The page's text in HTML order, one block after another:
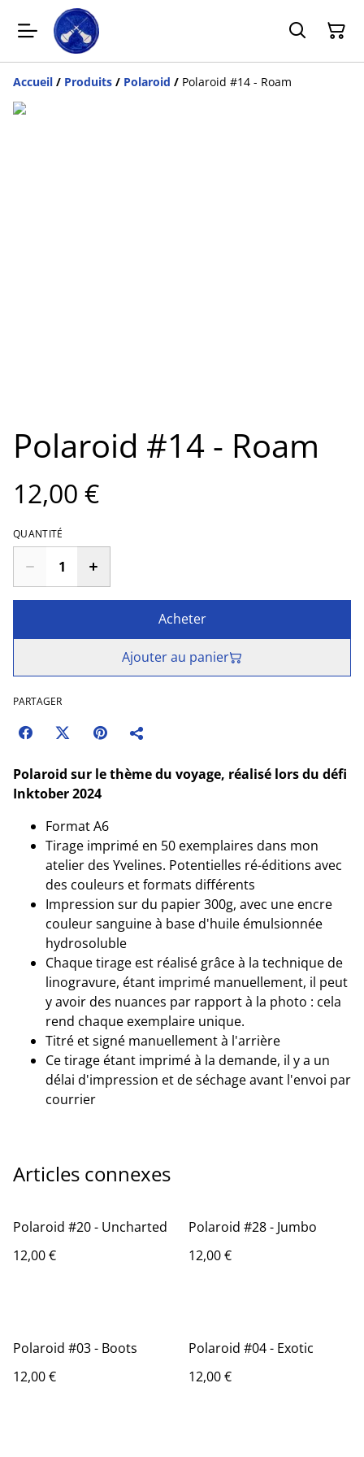
Accueil / Produits / Polaroid / Polaroid #14 - Roam
Polaroid #14 - Roam
12,00 €
QUANTITÉ
Acheter
Ajouter au panier
PARTAGER
Polaroid sur le thème du voyage, réalisé lors du défi
Inktober 2024
Format A6
Tirage imprimé en 50 exemplaires dans mon
atelier des Yvelines. Potentielles ré-éditions avec
des couleurs et formats différents
Impression sur du papier 300g, avec une encre
couleur sanguine à base d'huile émulsionnée
hydrosoluble
Chaque tirage est réalisé grâce à la technique de
linogravure, étant imprimé manuellement, il peut
y avoir des nuances par rapport à la photo : cela
rend chaque exemplaire unique.
Titré et signé manuellement à l'arrière
Ce tirage étant imprimé à la demande, il y a un
délai d'impression et de séchage avant l'envoi par
courrier
Articles connexes
Polaroid #20 - Uncharted
12,00 €
Polaroid #28 - Jumbo
12,00 €
Polaroid #03 - Boots
12,00 €
Polaroid #04 - Exotic
12,00 €